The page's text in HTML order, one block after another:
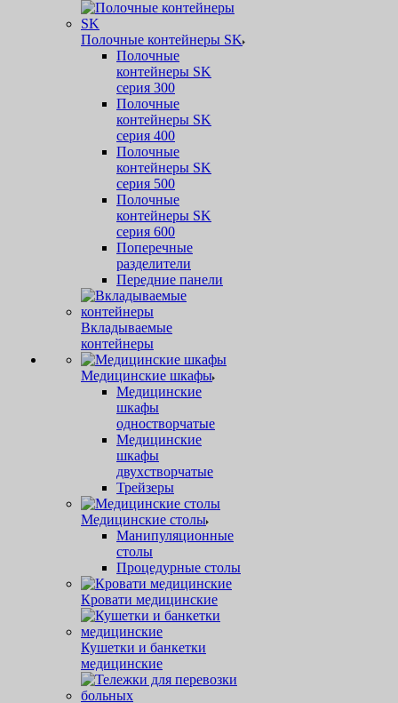
Полочные контейнеры SK
Полочные
контейнеры SK
серия 300
Полочные
контейнеры SK
серия 400
Полочные
контейнеры SK
серия 500
Полочные
контейнеры SK
серия 600
Поперечные
разделители
Передние панели
Вкладываемые
контейнеры
Медицинские шкафы
Медицинские
шкафы
одностворчатые
Медицинские
шкафы
двухстворчатые
Трейзеры
Медицинские столы
Манипуляционные
столы
Процедурные столы
Кровати медицинские
Кушетки и банкетки
медицинские